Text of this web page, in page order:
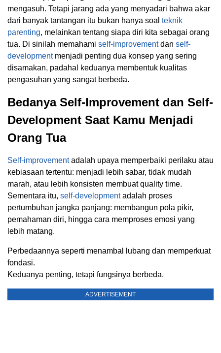
mengasuh. Tetapi jarang ada yang menyadari bahwa akar
dari banyak tantangan itu bukan hanya soal teknik
parenting, melainkan tentang siapa diri kita sebagai orang
tua. Di sinilah memahami self-improvementdan self-
developmentmenjadi penting dua konsep yang sering
disamakan, padahal keduanya membentuk kualitas
pengasuhan yang sangat berbeda.
Bedanya Self-Improvement dan Self-
Development Saat Kamu Menjadi
Orang Tua
Self-improvementadalah upaya memperbaiki perilaku atau
kebiasaan tertentu: menjadi lebih sabar, tidak mudah
marah, atau lebih konsisten membuat quality time.
Sementara itu, self-developmentadalah proses
pertumbuhan jangka panjang: membangun pola pikir,
pemahaman diri, hingga cara memproses emosi yang
lebih matang.
Perbedaannya seperti menambal lubang dan memperkuat
fondasi.
Keduanya penting, tetapi fungsinya berbeda.
ADVERTISEMENT